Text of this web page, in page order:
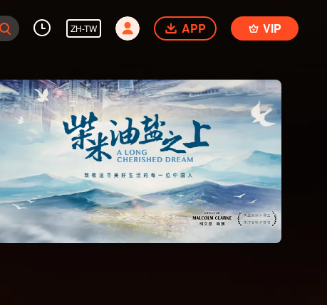
ZH-TW APP VIP